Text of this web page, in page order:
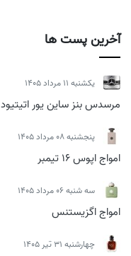
آخرین پست ها
يكشنبه 11 مرداد 1405
مرسدس بنز ساین یور اتیتیود
پنجشنبه 08 مرداد 1405
امواج اپوس 16 تیمبر
سه شنبه 06 مرداد 1405
امواج اگزیستنس
چهارشنبه 31 تیر 1405